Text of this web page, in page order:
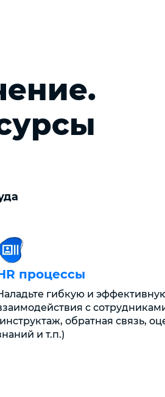
процессы
гибкую и
с
обратная связь,
и т.п.)